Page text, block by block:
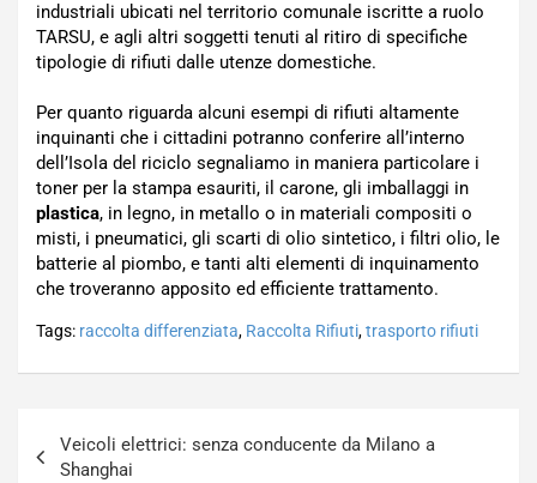
industriali ubicati nel territorio comunale iscritte a ruolo
TARSU, e agli altri soggetti tenuti al ritiro di specifiche
tipologie di rifiuti dalle utenze domestiche.
Per quanto riguarda alcuni esempi di rifiuti altamente
inquinanti che i cittadini potranno conferire all’interno
dell’Isola del riciclo segnaliamo in maniera particolare i
toner per la stampa esauriti, il carone, gli imballaggi in
plastica, in legno, in metallo o in materiali compositi o
misti, i pneumatici, gli scarti di olio sintetico, i filtri olio, le
batterie al piombo, e tanti alti elementi di inquinamento
che troveranno apposito ed efficiente trattamento.
Tags: raccolta differenziata, Raccolta Rifiuti,trasporto rifiuti
articoli
Veicoli elettrici: senza conducente da Milano a
Shanghai